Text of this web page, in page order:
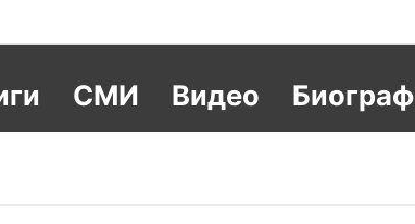
СМИ Видео